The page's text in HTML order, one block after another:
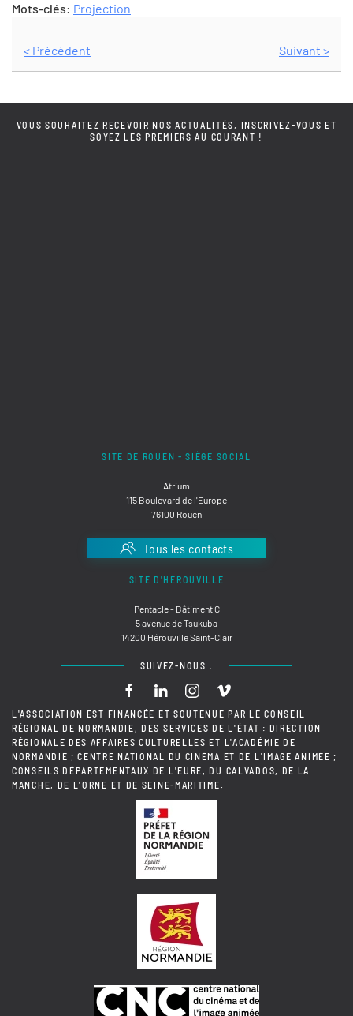
Mots-clés: Projection
< Précédent Suivant >
VOUS SOUHAITEZ RECEVOIR NOS ACTUALITÉS, INSCRIVEZ-VOUS ET
SOYEZ LES PREMIERS AU COURANT !
SITE DE ROUEN - SIÈGE SOCIAL
Atrium
115 Boulevard de l'Europe
76100 Rouen
Tous les contacts
SITE D'HÉROUVILLE
Pentacle - Bâtiment C
5 avenue de Tsukuba
14200 Hérouville Saint-Clair
SUIVEZ-NOUS :
L'ASSOCIATION EST FINANCÉE ET SOUTENUE PAR LE CONSEIL
RÉGIONAL DE NORMANDIE, DES SERVICES DE L'ÉTAT : DIRECTION
RÉGIONALE DES AFFAIRES CULTURELLES ET L'ACADÉMIE DE
NORMANDIE ; CENTRE NATIONAL DU CINÉMA ET DE L'IMAGE ANIMÉE ;
CONSEILS DÉPARTEMENTAUX DE L'EURE, DU CALVADOS, DE LA
MANCHE, DE L'ORNE ET DE SEINE-MARITIME.